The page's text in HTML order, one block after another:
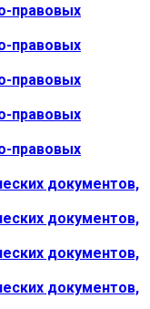
правовых
правовых
правовых
правовых
правовых
документов,
документов,
документов,
документов,